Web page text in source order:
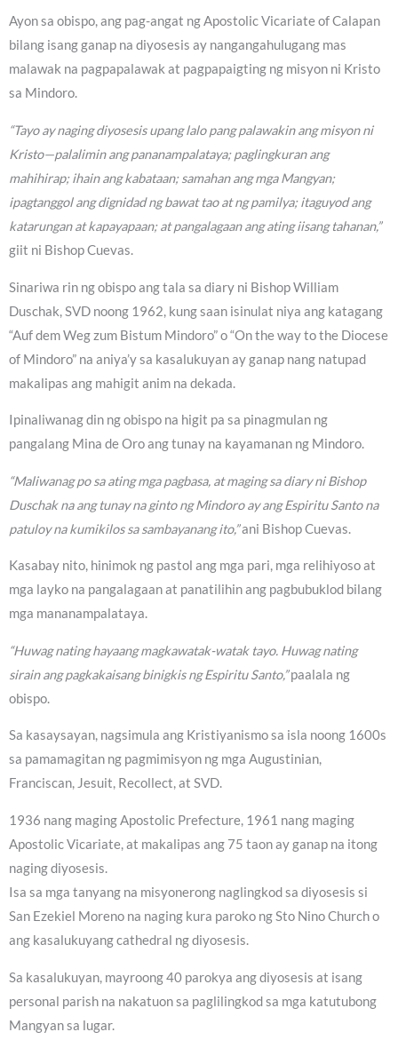
Ayon sa obispo, ang pag-angat ng Apostolic Vicariate of Calapan
bilang isang ganap na diyosesis ay nangangahulugang mas
malawak na pagpapalawak at pagpapaigting ng misyon ni Kristo
sa Mindoro.
“Tayo ay naging diyosesis upang lalo pang palawakin ang misyon ni
Kristo—palalimin ang pananampalataya; paglingkuran ang
mahihirap; ihain ang kabataan; samahan ang mga Mangyan;
ipagtanggol ang dignidad ng bawat tao at ng pamilya; itaguyod ang
katarungan at kapayapaan; at pangalagaan ang ating iisang tahanan,”
giit ni Bishop Cuevas.
Sinariwa rin ng obispo ang tala sa diary ni Bishop William
Duschak, SVD noong 1962, kung saan isinulat niya ang katagang
“Auf dem Weg zum Bistum Mindoro” o “On the way to the Diocese
of Mindoro” na aniya’y sa kasalukuyan ay ganap nang natupad
makalipas ang mahigit anim na dekada.
Ipinaliwanag din ng obispo na higit pa sa pinagmulan ng
pangalang Mina de Oro ang tunay na kayamanan ng Mindoro.
“Maliwanag po sa ating mga pagbasa, at maging sa diary ni Bishop
Duschak na ang tunay na ginto ng Mindoro ay ang Espiritu Santo na
patuloy na kumikilos sa sambayanang ito,”ani Bishop Cuevas.
Kasabay nito, hinimok ng pastol ang mga pari, mga relihiyoso at
mga layko na pangalagaan at panatilihin ang pagbubuklod bilang
mga mananampalataya.
“Huwag nating hayaang magkawatak-watak tayo. Huwag nating
sirain ang pagkakaisang binigkis ng Espiritu Santo,”paalala ng
obispo.
Sa kasaysayan, nagsimula ang Kristiyanismo sa isla noong 1600s
sa pamamagitan ng pagmimisyon ng mga Augustinian,
Franciscan, Jesuit, Recollect, at SVD.
1936 nang maging Apostolic Prefecture, 1961 nang maging
Apostolic Vicariate, at makalipas ang 75 taon ay ganap na itong
naging diyosesis.
Isa sa mga tanyang na misyonerong naglingkod sa diyosesis si
San Ezekiel Moreno na naging kura paroko ng Sto Nino Church o
ang kasalukuyang cathedral ng diyosesis.
Sa kasalukuyan, mayroong 40 parokya ang diyosesis at isang
personal parish na nakatuon sa paglilingkod sa mga katutubong
Mangyan sa lugar.